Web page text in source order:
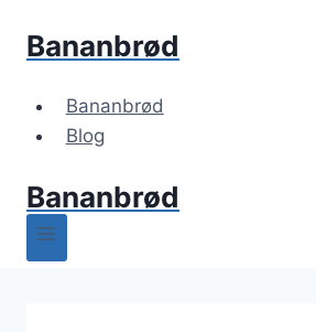
Bananbrød
Bananbrød
Blog
Bananbrød